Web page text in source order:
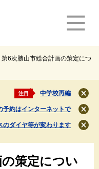
第6次勝山市総合計画の策定につ
注目 中学校再編
閉
じ
る
予約はインターネットで
閉
じ
る
のダイヤ等が変わります
閉
策定につい